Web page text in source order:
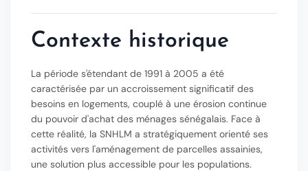
Contexte historique
La période s'étendant de 1991 à 2005 a été
caractérisée par un accroissement significatif des
besoins en logements, couplé à une érosion continue
du pouvoir d'achat des ménages sénégalais. Face à
cette réalité, la SNHLM a stratégiquement orienté ses
activités vers l'aménagement de parcelles assainies,
une solution plus accessible pour les populations.